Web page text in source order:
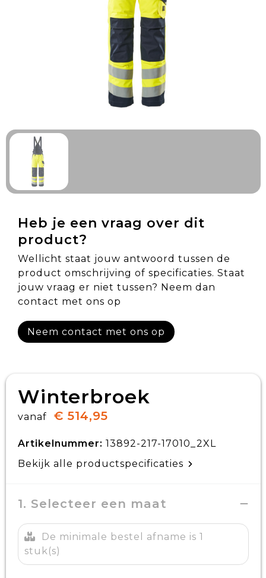
Technologie & Gadgets
Outdoor & Vrije tijd
Pennen & Schrijfwaren
Gezondheid & Welzijn
Eten & Drinken
Heb je een vraag over dit
product?
Wellicht staat jouw antwoord tussen de
product omschrijving of specificaties. Staat
jouw vraag er niet tussen? Neem dan
contact met ons op
Neem contact met ons op
Winterbroek
vanaf € 514,95
Artikelnummer: 13892-217-17010_2XL
Bekijk alle productspecificaties
1. Selecteer een maat
De minimale bestel afname is 1
stuk(s)